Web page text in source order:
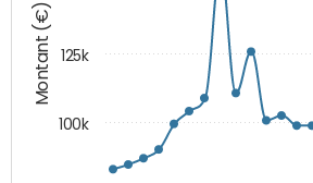
Montant (€)
100k
125k